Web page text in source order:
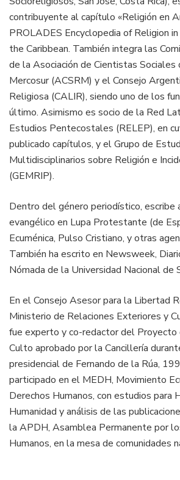
contribuyente al capítulo «Religión en
PROLADES Encyclopedia of Religion
the Caribbean. También integra las
de la Asociación de Cientistas
Mercosur (ACSRM) y el Consejo
Religiosa (CALIR), siendo uno de los
último. Asimismo es socio de la Red
Estudios Pentecostales (RELEP), en
publicado capítulos, y el Grupo de
Multidisciplinarios sobre Religión e
(GEMRIP).
Dentro del género periodístico, escribe
evangélico en Lupa Protestante (de
Ecuménica, Pulso Cristiano, y otras
También ha escrito en Newsweek,
Nómada de la Universidad Nacional de
En el Consejo Asesor para la Libertad
Ministerio de Relaciones Exteriores y
fue experto y co-redactor del Proyecto
Culto aprobado por la Cancillería
presidencial de Fernando de la Rúa,
participado en el MEDH, Movimiento
Derechos Humanos, con estudios para
Humanidad y análisis de las
la APDH, Asamblea Permanente por
Humanos, en la mesa de comunidades